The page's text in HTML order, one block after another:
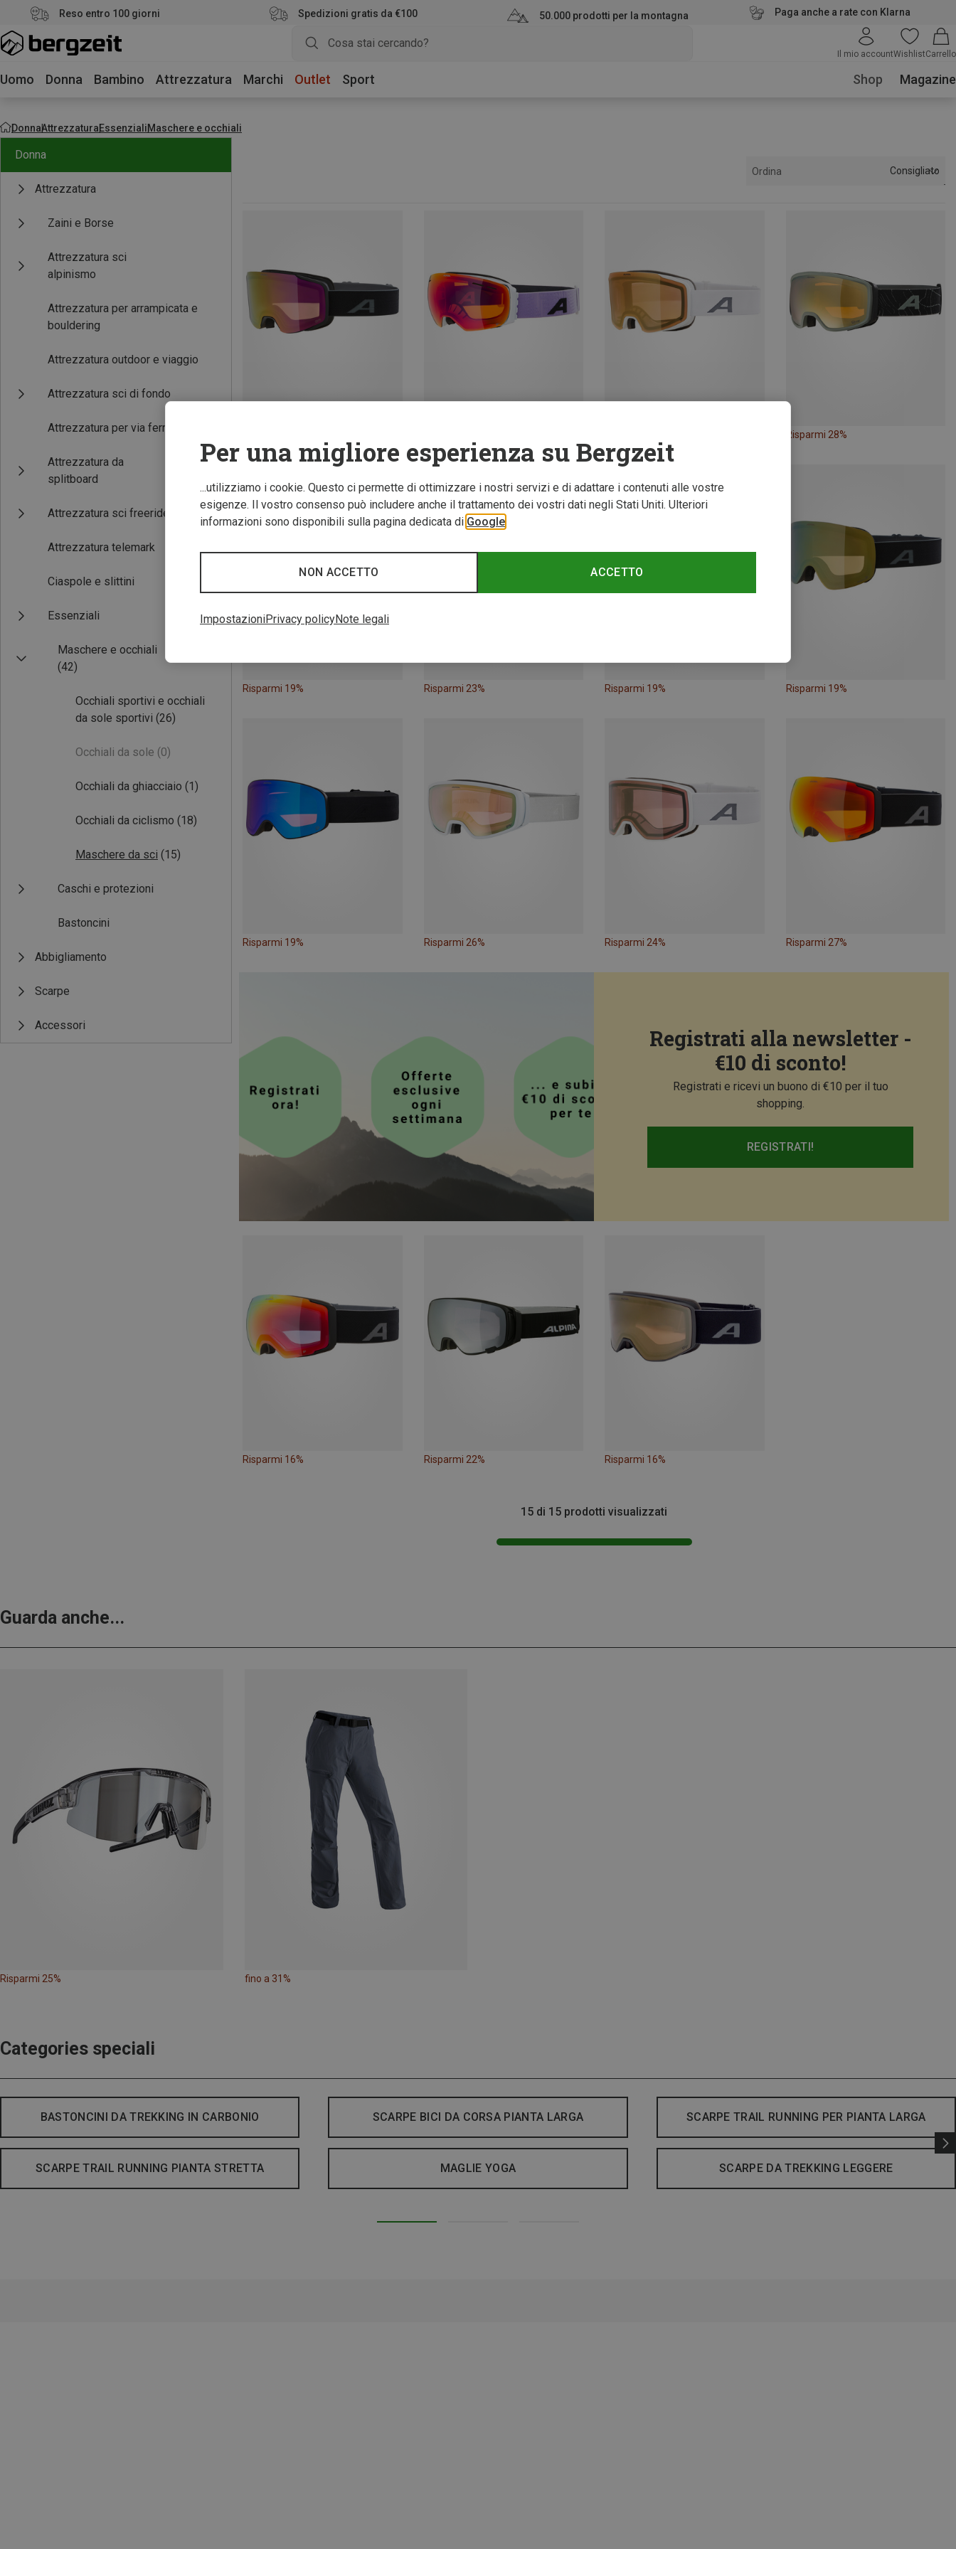
Reso entro 100 giorni Spedizioni gratis da €100 50.000 prodotti per la montagna Paga anche a rate con Klarna
Il mio accountWishlistCarrello
Uomo Donna Bambino Attrezzatura Marchi Outlet Sport Shop Magazine
DonnaAttrezzaturaEssenzialiMaschere e occhiali
Donna
Attrezzatura
Zaini e Borse
Attrezzatura sci
alpinismo
Attrezzatura per arrampicata e
bouldering
Attrezzatura outdoor e viaggio
Attrezzatura sci di fondo
Attrezzatura per via ferrata
Attrezzatura da
splitboard
Attrezzatura sci freeride
Attrezzatura telemark
Ciaspole e slittini
Essenziali
Maschere e occhiali
(42)
Occhiali sportivi e occhiali
da sole sportivi (26)
Occhiali da sole (0)
Occhiali da ghiacciaio (1)
Occhiali da ciclismo (18)
Maschere da sci (15)
Caschi e protezioni
Bastoncini
Abbigliamento
Scarpe
Accessori
Ordina Consigliato
Risparmi 28%
Risparmi 19% Risparmi 23% Risparmi 19% Risparmi 19%
Risparmi 19% Risparmi 26% Risparmi 24% Risparmi 27%
Registrati alla newsletter -
€10 di sconto!
Registrati e ricevi un buono di €10 per il tuo
shopping.
REGISTRATI!
Risparmi 16% Risparmi 22% Risparmi 16%
15 di 15 prodotti visualizzati
Guarda anche...
Risparmi 25% fino a 31%
Categories speciali
BASTONCINI DA TREKKING IN CARBONIO SCARPE BICI DA CORSA PIANTA LARGA SCARPE TRAIL RUNNING PER PIANTA LARGA
SCARPE TRAIL RUNNING PIANTA STRETTA MAGLIE YOGA SCARPE DA TREKKING LEGGERE
Per una migliore esperienza su Bergzeit
...utilizziamo i cookie. Questo ci permette di ottimizzare i nostri servizi e di adattare i contenuti alle vostre
esigenze. Il vostro consenso può includere anche il trattamento dei vostri dati negli Stati Uniti. Ulteriori
informazioni sono disponibili sulla pagina dedicata di Google
ACCETTO
NON ACCETTO
ImpostazioniPrivacy policyNote legali